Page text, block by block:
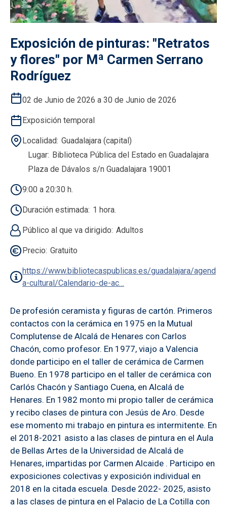
Exposición de pinturas: "Retratos
y flores" por Mª Carmen Serrano
Rodríguez
02 de Junio de 2026 a 30 de Junio de 2026
Exposición temporal
Localidad Guadalajara (capital)
Lugar Biblioteca Pública del Estado en Guadalajara
Plaza de Dávalos s/n Guadalajara 19001
9:00 a 20:30 h.
Duración estimada 1 hora.
Público al que va dirigido Adultos
Precio Gratuito
https://www.bibliotecaspublicas.es/guadalajara/agend
a-cultural/Calendario-de-ac…
De profesión ceramista y figuras de cartón. Primeros
contactos con la cerámica en 1975 en la Mutual
Complutense de Alcalá de Henares con Carlos
Chacón, como profesor. En 1977, viajo a Valencia
donde participo en el taller de cerámica de Carmen
Bueno. En 1978 participo en el taller de cerámica con
Carlós Chacón y Santiago Cuena, en Alcalá de
Henares. En 1982 monto mi propio taller de cerámica
y recibo clases de pintura con Jesús de Aro. Desde
ese momento mi trabajo en pintura es intermitente. En
el 2018-2021 asisto a las clases de pintura en el Aula
de Bellas Artes de la Universidad de Alcalá de
Henares, impartidas por Carmen Alcaide . Participo en
exposiciones colectivas y exposición individual en
2018 en la citada escuela. Desde 2022- 2025, asisto
a las clases de pintura en el Palacio de La Cotilla con